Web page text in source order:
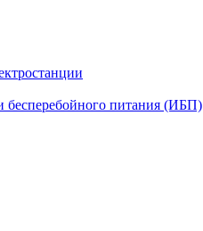
бесперебойного питания (ИБП)